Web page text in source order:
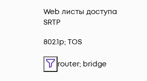
Web листы доступа
SRTP
802.1p; TOS
router; bridge